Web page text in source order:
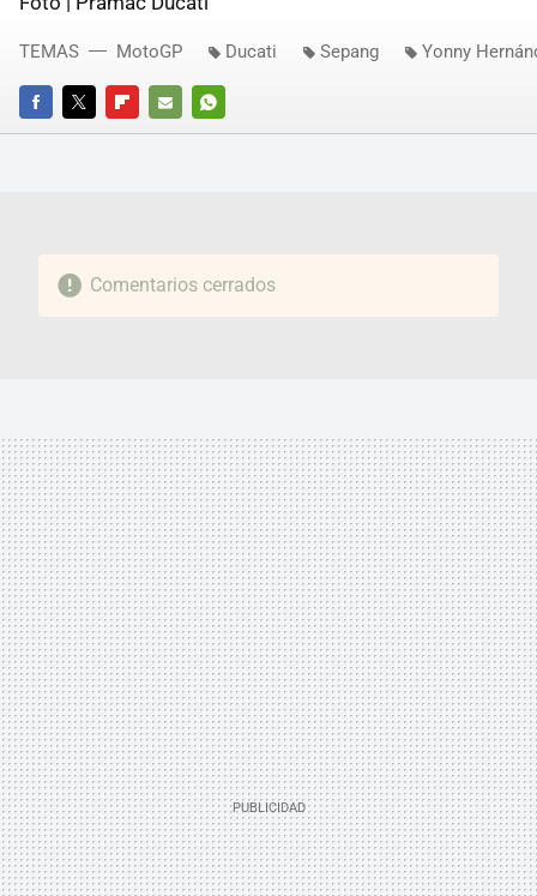
FACEBOOKTWITTERFLIPBOARD
E-
WHATSAPP
TEMAS MotoGP Ducati Sepang Yonny
Comentarios cerrados